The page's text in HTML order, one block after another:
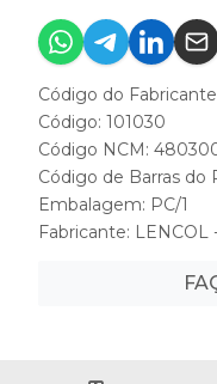
Código do
Código: 101030
Código NCM:
Código de Barras do
Embalagem: PC/1
Fabricante: LENCOL